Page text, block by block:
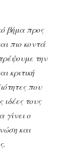
βήμα προς
πιο κοντά
την
κριτική
που
τους
γίνει ο
και